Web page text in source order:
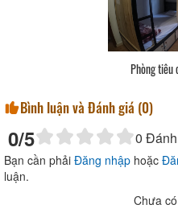
Phòng tiêu
Bình luận và Đánh giá (0)
0/5 0
Bạn cần phải Đăng nhập hoặc
luận.
Chưa